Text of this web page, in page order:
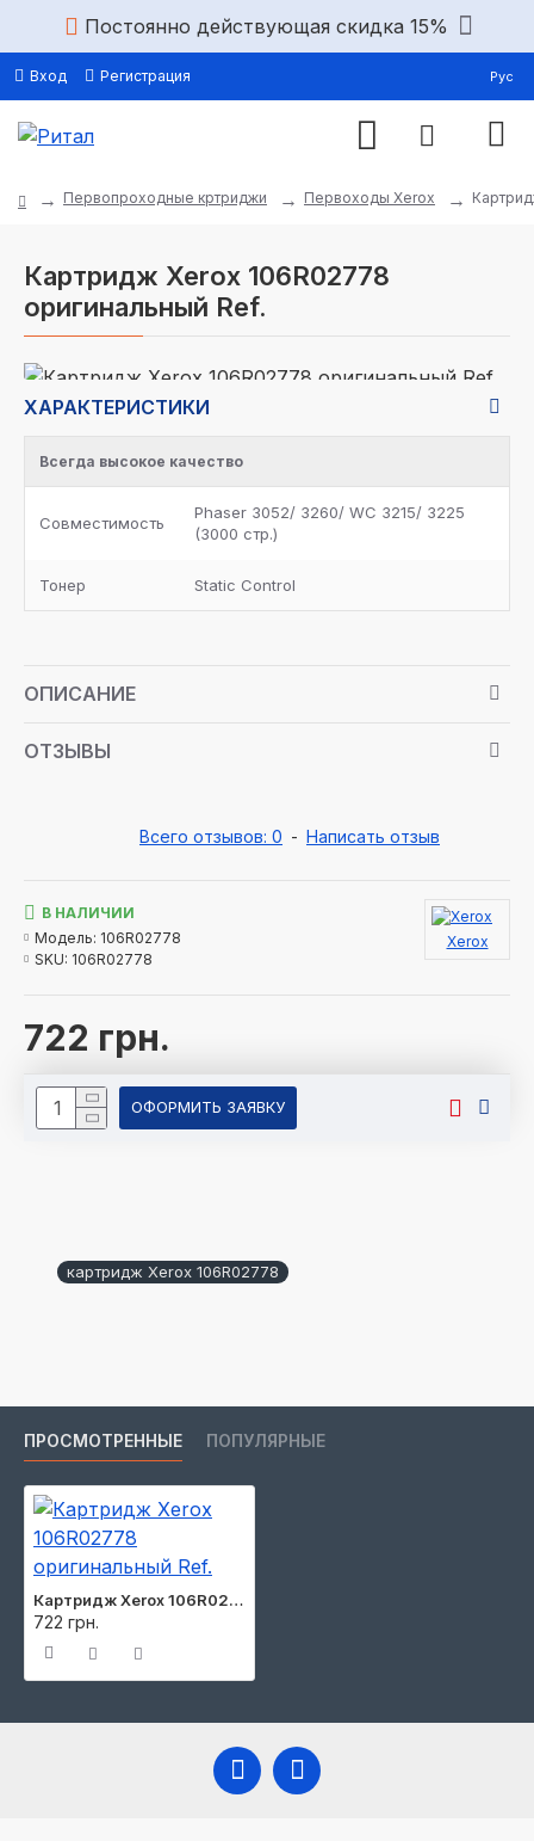
Постоянно действующая скидка 15%
Вход Регистрация Рус
Первопроходные кртриджи Первоходы Xerox
Картридж Xerox 106R02778
оригинальный Ref.
ХАРАКТЕРИСТИКИ
Всегда высокое качество
Совместимость
Phaser 3052/ 3260/ WC 3215/ 3225
(3000 стр.)
Тонер Static Control
ОПИСАНИЕ
ОТЗЫВЫ
Всего отзывов: 0 - Написать отзыв
722 грн.
В НАЛИЧИИ
Модель: 106R02778
SKU: 106R02778
Xerox
ОФОРМИТЬ ЗАЯВКУ
картридж Xerox 106R02778
ПРОСМОТРЕННЫЕ ПОПУЛЯРНЫЕ
Картридж Xerox 106R02778 оригинальный Ref.
722 грн.